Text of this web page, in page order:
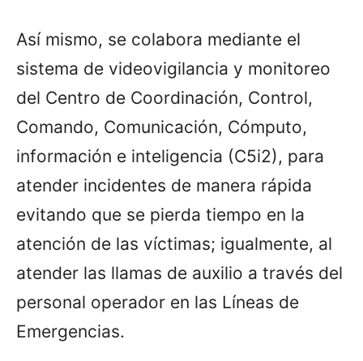
Así mismo, se colabora mediante el
sistema de videovigilancia y monitoreo
del Centro de Coordinación, Control,
Comando, Comunicación, Cómputo,
información e inteligencia (C5i2), para
atender incidentes de manera rápida
evitando que se pierda tiempo en la
atención de las víctimas; igualmente, al
atender las llamas de auxilio a través del
personal operador en las Líneas de
Emergencias.